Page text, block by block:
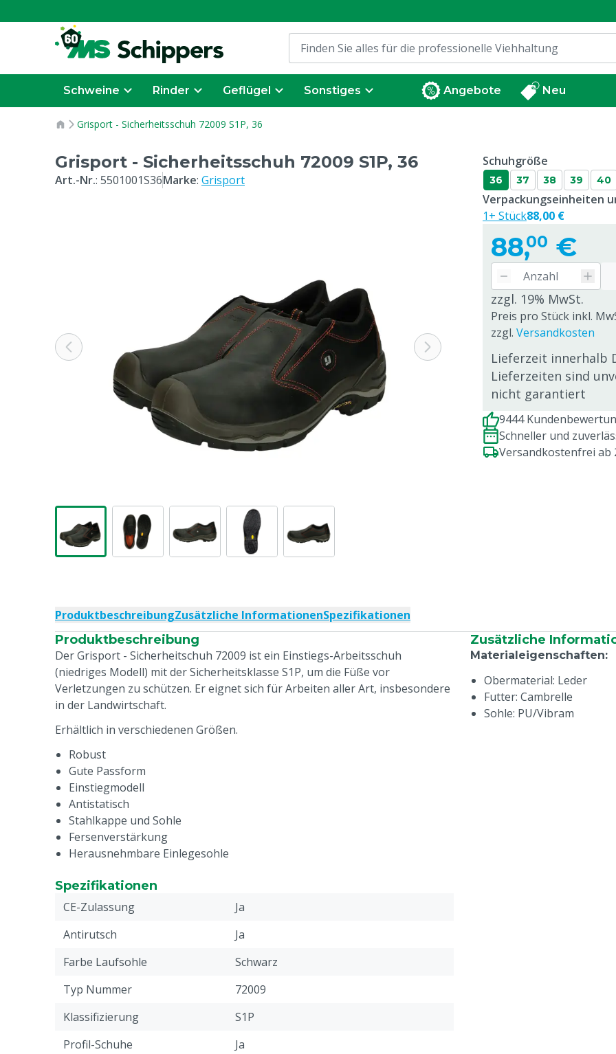
Schweine Rinder Geflügel Sonstiges Angebote Neu
Grisport - Sicherheitsschuh 72009 S1P, 36
Grisport - Sicherheitsschuh 72009 S1P, 36
Art.-Nr.: 5501001S36Marke: Grisport
Schuhgröße
36 37 38 39 40
88,00 €
zzgl. 19% MwSt.
Preis pro Stück inkl.
zzgl. Versandkosten
Lieferzeit innerhalb
Lieferzeiten sind
nicht garantiert
Verpackungseinheiten
1+ Stück88,00 €
9444
Schneller und
Versandkostenfrei ab
ProduktbeschreibungZusätzliche InformationenSpezifikationen
Produktbeschreibung
Der Grisport - Sicherheitschuh 72009 ist ein Einstiegs-Arbeitsschuh
(niedriges Modell) mit der Sicherheitsklasse S1P, um die Füße vor
Verletzungen zu schützen. Er eignet sich für Arbeiten aller Art, insbesondere
in der Landwirtschaft.
Erhältlich in verschiedenen Größen.
Robust
Gute Passform
Einstiegmodell
Antistatisch
Stahlkappe und Sohle
Fersenverstärkung
Herausnehmbare Einlegesohle
Zusätzliche
Materialeigenschaften:
Obermaterial: Leder
Futter: Cambrelle
Sohle: PU/Vibram
Spezifikationen
CE-Zulassung
Ja
Antirutsch
Ja
Farbe Laufsohle
Schwarz
Typ Nummer
72009
Klassifizierung
S1P
Profil-Schuhe
Ja